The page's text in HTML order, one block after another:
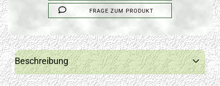
FRAGE ZUM PRODUKT
Beschreibung